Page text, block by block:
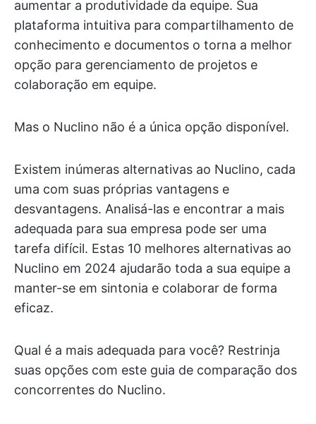
aumentar a produtividade da equipe. Sua
plataforma intuitiva para compartilhamento de
conhecimento e documentos o torna a melhor
opção para gerenciamento de projetos e
colaboração em equipe.
Mas o Nuclino não é a única opção disponível.
Existem inúmeras alternativas ao Nuclino, cada
uma com suas próprias vantagens e
desvantagens. Analisá-las e encontrar a mais
adequada para sua empresa pode ser uma
tarefa difícil. Estas 10 melhores alternativas ao
Nuclino em 2024 ajudarão toda a sua equipe a
manter-se em sintonia e colaborar de forma
eficaz.
Qual é a mais adequada para você? Restrinja
suas opções com este guia de comparação dos
concorrentes do Nuclino.